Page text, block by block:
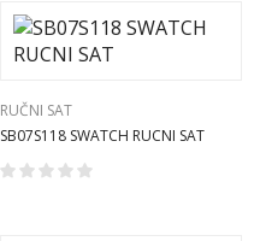
RUČNI SAT
SB07S118 SWATCH RUCNI SAT